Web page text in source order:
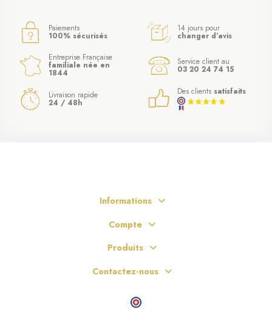
Paiements
100% sécurisés
14 jours pour
changer d’avis
Entreprise Française
familiale née en
1844
Service client au
03 20 24 74 15
Livraison rapide
24 / 48h
Des clients satisfaits
Informations
Compte
Produits
Contactez-nous